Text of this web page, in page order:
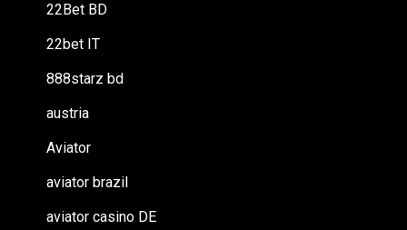
22Bet BD
22bet IT
888starz bd
austria
Aviator
aviator brazil
aviator casino DE